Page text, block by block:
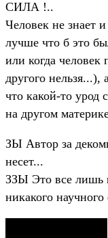
СИЛА !..
Человек не знает
лучше что б это
или когда
другого нельзя...),
что какой-то урод
на другом
ЗЫ Автор за
несет...
ЗЗЫ Это все лишь
никакого